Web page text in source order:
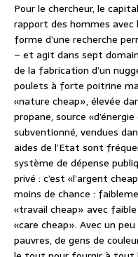
Pour le chercheur, le
rapport des hommes avec
forme d’une recherche
– et agit dans sept
de la fabrication d’un
poulets à forte poitrine
«nature cheap», élevée
propane, source
subventionné, vendues
aides de l’Etat sont
système de dépense
privé : c’est «l’argent
moins de chance :
«travail cheap» avec
«care cheap». Avec un
pauvres, de gens de